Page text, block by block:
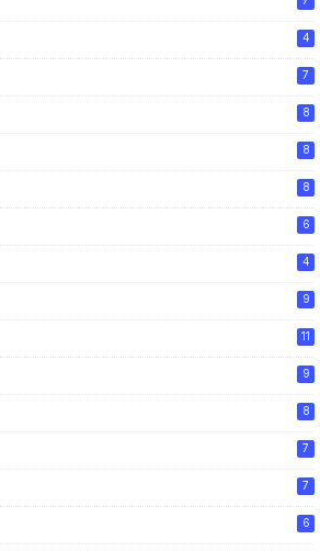
4
7
8
8
8
6
4
9
11
9
8
7
7
6